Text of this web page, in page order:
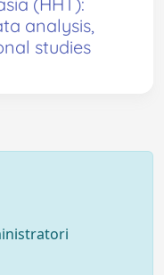
analysis,
studies